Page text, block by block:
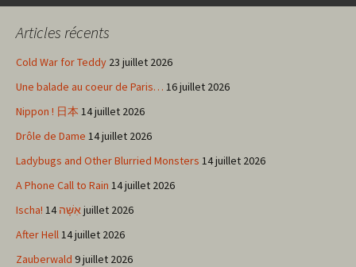
des
articles
Articles récents
Cold War for Teddy 23 juillet 2026
Une balade au coeur de Paris… 16 juillet 2026
Nippon ! 日本 14 juillet 2026
Drôle de Dame 14 juillet 2026
Ladybugs and Other Blurried Monsters 14 juillet 2026
A Phone Call to Rain 14 juillet 2026
Ischa! אִשָּׁה14 juillet 2026
After Hell14 juillet 2026
Zauberwald 9 juillet 2026